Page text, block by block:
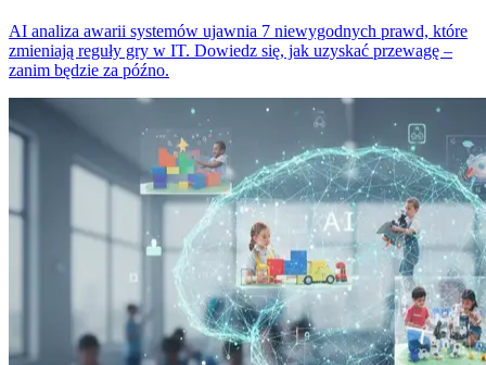
AI analiza awarii systemów ujawnia 7 niewygodnych prawd, które
zmieniają reguły gry w IT. Dowiedz się, jak uzyskać przewagę –
zanim będzie za późno.